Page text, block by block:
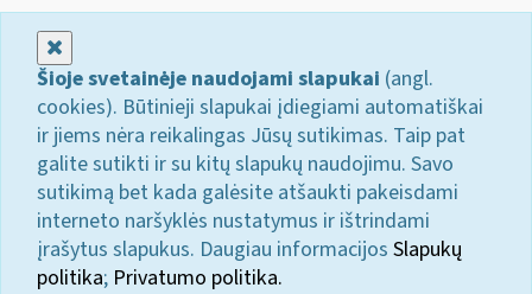
Šioje svetainėje naudojami slapukai (angl.
cookies). Būtinieji slapukai įdiegiami automatiškai
ir jiems nėra reikalingas Jūsų sutikimas. Taip pat
galite sutikti ir su kitų slapukų naudojimu. Savo
sutikimą bet kada galėsite atšaukti pakeisdami
interneto naršyklės nustatymus ir ištrindami
įrašytus slapukus. Daugiau informacijos Slapukų
politika; Privatumo politika.